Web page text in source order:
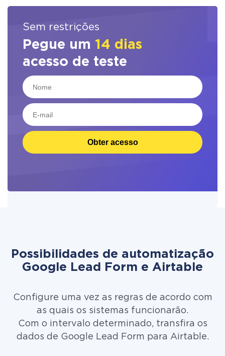
Sem restrições
Pegue um 14 dias
acesso de teste
Obter acesso
Possibilidades de automatização
Google Lead Form e Airtable
Configure uma vez as regras de acordo com
as quais os sistemas funcionarão.
Com o intervalo determinado, transfira os
dados de Google Lead Form para Airtable.